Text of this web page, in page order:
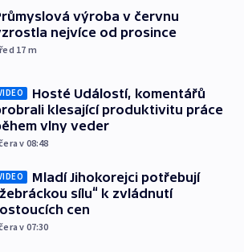
výroba v červnu
nejvíce od prosince
17 m
Hosté Událostí, komentářů
klesající produktivitu práce
vlny veder
v 08:48
Mladí Jihokorejci potřebují
sílu“ k zvládnutí
cen
v 07:30